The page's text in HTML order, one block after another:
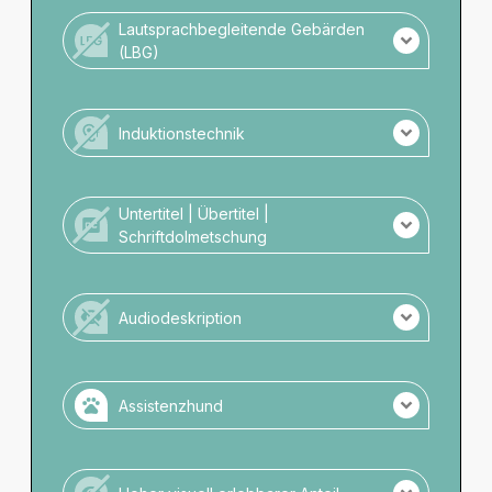
Kein Personal mit DGS-Kompetenz vor Ort.
Lautsprachbegleitende Gebärden
(LBG)
Induktionstechnik
Untertitel | Übertitel |
Schriftdolmetschung
Audiodeskription
Assistenzhund
Bitte melden Sie sich vorher beim Veranstalter